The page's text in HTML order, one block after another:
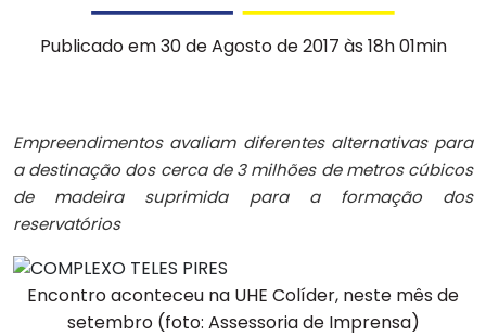
Publicado em 30 de Agosto de 2017 às 18h 01min
Empreendimentos avaliam diferentes alternativas para
a destinação dos cerca de 3 milhões de metros cúbicos
de madeira suprimida para a formação dos
reservatórios
Encontro aconteceu na UHE Colíder, neste mês de
setembro (foto: Assessoria de Imprensa)